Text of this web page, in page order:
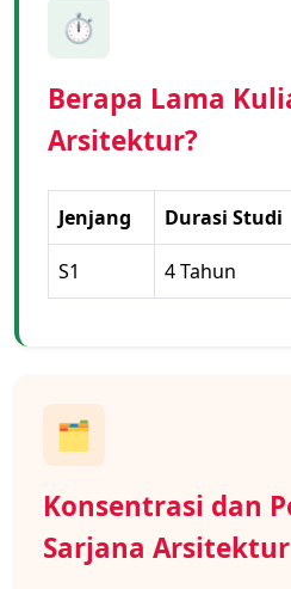
⏱️
Berapa Lama
Arsitektur?
Jenjang Durasi Studi
S1 4 Tahun
🗂️
Konsentrasi dan
Sarjana Arsitektur